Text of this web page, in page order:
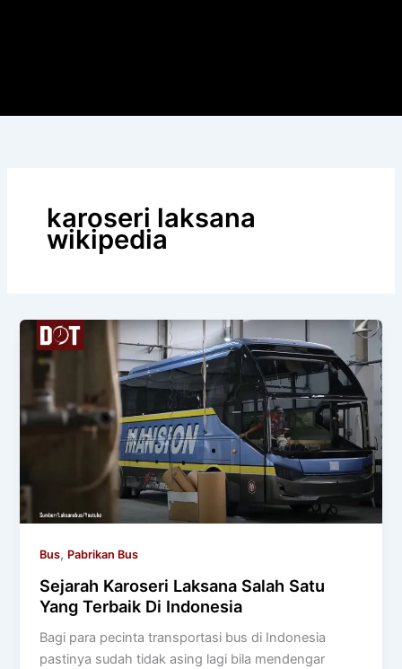
karoseri laksana
wikipedia
Bus, Pabrikan Bus
Sejarah Karoseri Laksana Salah Satu
Yang Terbaik Di Indonesia
Bagi para pecinta transportasi bus di Indonesia
pastinya sudah tidak asing lagi bila mendengar